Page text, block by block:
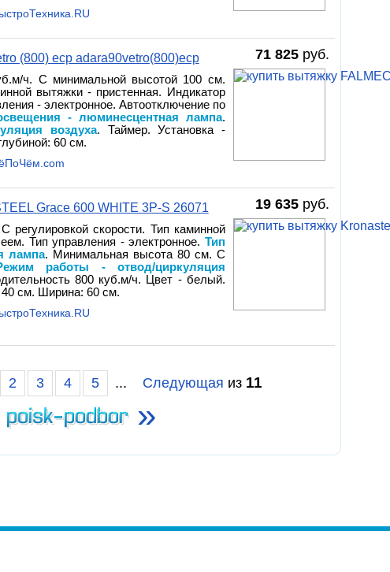
71 825руб.
(800) ecp adara90vetro(800)ecp
ч. С минимальной высотой 100 см.
вытяжки - пристенная. Индикатор
- электронное. Автоотключение по
- люминесцентная лампа.
воздуха. Таймер. Установка -
60 см.
19 635руб.
Grace 600 WHITE 3P-S 26071
регулировкой скорости. Тип каминной
Тип управления - электронное. Тип
лампа. Минимальная высота 80 см. С
работы - отвод/циркуляция
800 куб.м/ч. Цвет - белый.
40 см. Ширина: 60 см.
2 3 4 5 ... Следующая из 11
»